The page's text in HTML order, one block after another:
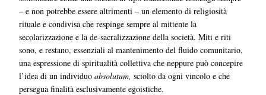
– e non potrebbe essere altrimenti – un elemento di religiosità
rituale e condivisa che respinge sempre al mittente la
secolarizzazione e la de-sacralizzazione della società. Miti e riti
sono, e restano, essenziali al mantenimento del fluido comunitario,
una espressione di spiritualità collettiva che neppure può concepire
l’idea di un individuoabsolutum, sciolto da ogni vincolo e che
persegua finalità esclusivamente egoistiche.